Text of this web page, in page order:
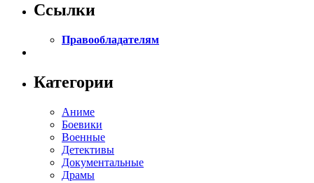
Ссылки
Правообладателям
Категории
Аниме
Боевики
Военные
Детективы
Документальные
Драмы